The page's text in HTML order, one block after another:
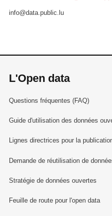
info@data.public.lu
L'Open data
Questions fréquentes (FAQ)
Guide d'utilisation des données
Lignes directrices pour la
Demande de réutilisation de
Stratégie de données ouvertes
Feuille de route pour l'open data